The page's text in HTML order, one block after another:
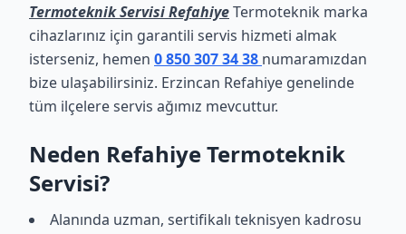
Termoteknik Servisi RefahiyeTermoteknik marka
cihazlarınız için garantili servis hizmeti almak
isterseniz, hemen 0 850 307 34 38 numaramızdan
bize ulaşabilirsiniz. Erzincan Refahiye genelinde
tüm ilçelere servis ağımız mevcuttur.
Neden Refahiye Termoteknik
Servisi?
Alanında uzman, sertifikalı teknisyen kadrosu